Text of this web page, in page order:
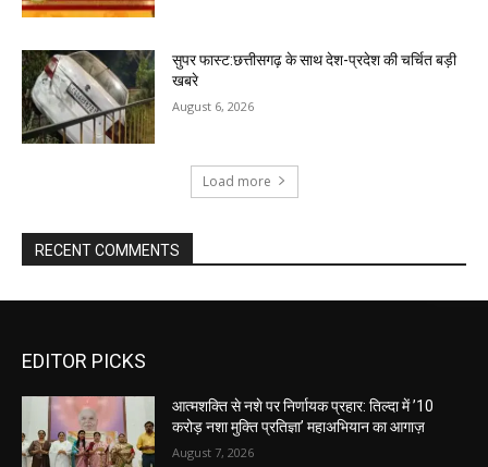
सुपर फास्ट:छत्तीसगढ़ के साथ देश-प्रदेश की चर्चित बड़ी
खबरे
August 6, 2026
Load more
RECENT COMMENTS
EDITOR PICKS
आत्मशक्ति से नशे पर निर्णायक प्रहार: तिल्दा में ’10
करोड़ नशा मुक्ति प्रतिज्ञा’ महाअभियान का आगाज़
August 7, 2026